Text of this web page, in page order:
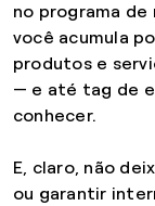
no programa
você acumula
produtos e
— e até tag de
conhecer.
E, claro, não
ou garantir